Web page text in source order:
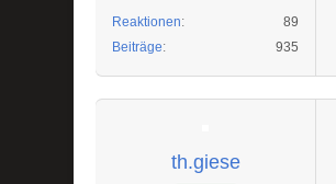
Reaktionen
89
Beiträge
935
th.giese